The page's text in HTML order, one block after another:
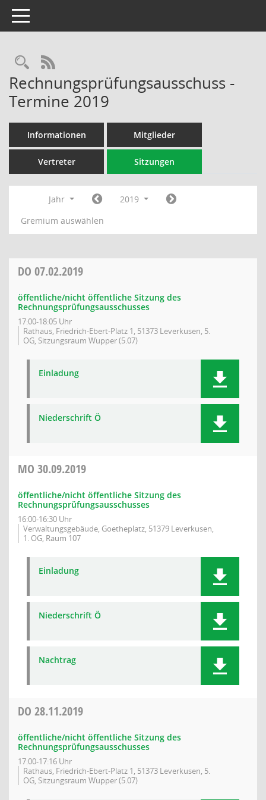
Toggle navigation
Rechercheauswahl
RSS-Feed
Rechnungsprüfungsausschuss -
Termine 2019
Informationen Mitglieder
Vertreter Sitzungen
Jahr
2019
Gremium auswählen
DO 07.02.2019
öffentliche/nicht öffentliche Sitzung des
Rechnungsprüfungsausschusses
17:00-18:05 Uhr
Rathaus, Friedrich-Ebert-Platz 1, 51373 Leverkusen, 5.
OG, Sitzungsraum Wupper (5.07)
Einladung
Niederschrift Ö
MO 30.09.2019
öffentliche/nicht öffentliche Sitzung des
Rechnungsprüfungsausschusses
16:00-16:30 Uhr
Verwaltungsgebäude, Goetheplatz, 51379 Leverkusen,
1. OG, Raum 107
Einladung
Niederschrift Ö
Nachtrag
DO 28.11.2019
öffentliche/nicht öffentliche Sitzung des
Rechnungsprüfungsausschusses
17:00-17:16 Uhr
Rathaus, Friedrich-Ebert-Platz 1, 51373 Leverkusen, 5.
OG, Sitzungsraum Wupper (5.07)